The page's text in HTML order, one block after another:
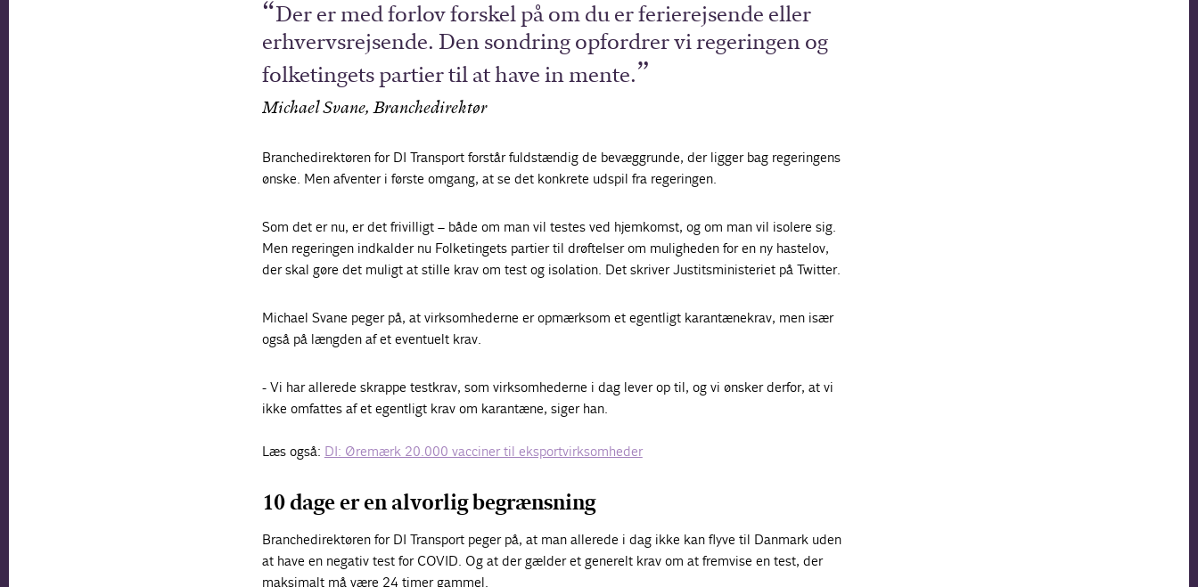
Der er med forlov forskel på om du er ferierejsende eller
erhvervsrejsende. Den sondring opfordrer vi regeringen og
folketingets partier til at have in mente.
Michael Svane, Branchedirektør
Branchedirektøren for DI Transport forstår fuldstændig de bevæggrunde, der ligger bag regeringens
ønske. Men afventer i første omgang, at se det konkrete udspil fra regeringen.
Som det er nu, er det frivilligt – både om man vil testes ved hjemkomst, og om man vil isolere sig.
Men regeringen indkalder nu Folketingets partier til drøftelser om muligheden for en ny hastelov,
der skal gøre det muligt at stille krav om test og isolation. Det skriver Justitsministeriet på Twitter.
Michael Svane peger på, at virksomhederne er opmærksom et egentligt karantænekrav, men især
også på længden af et eventuelt krav.
- Vi har allerede skrappe testkrav, som virksomhederne i dag lever op til, og vi ønsker derfor, at vi
ikke omfattes af et egentligt krav om karantæne, siger han.
Læs også: DI: Øremærk 20.000 vacciner til eksportvirksomheder
10 dage er en alvorlig begrænsning
Branchedirektøren for DI Transport peger på, at man allerede i dag ikke kan flyve til Danmark uden
at have en negativ test for COVID. Og at der gælder et generelt krav om at fremvise en test, der
maksimalt må være 24 timer gammel.